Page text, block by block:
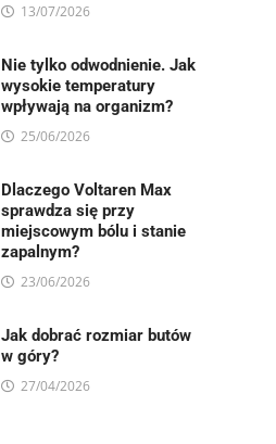
13/07/2026
Nie tylko odwodnienie. Jak
wysokie temperatury
wpływają na organizm?
25/06/2026
Dlaczego Voltaren Max
sprawdza się przy
miejscowym bólu i stanie
zapalnym?
23/06/2026
Jak dobrać rozmiar butów
w góry?
27/04/2026